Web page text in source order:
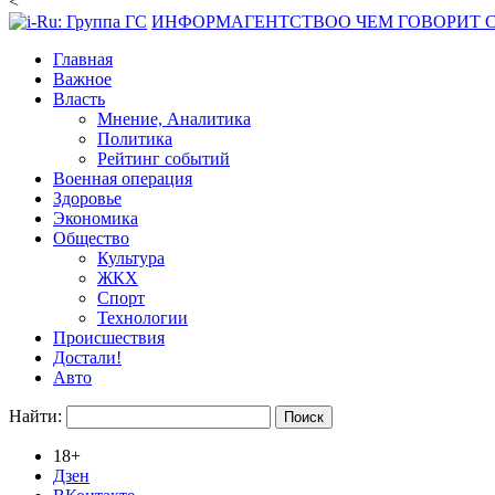
ИНФОРМАГЕНТСТВОО ЧЕМ ГОВОРИТ
Главная
Важное
Власть
Мнение, Аналитика
Политика
Рейтинг событий
Военная операция
Здоровье
Экономика
Общество
Культура
ЖКХ
Спорт
Технологии
Происшествия
Достали!
Авто
Найти:
18+
Дзен